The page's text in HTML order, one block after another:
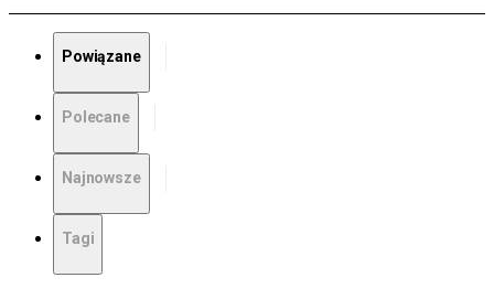
Powiązane
Polecane
Najnowsze
Tagi